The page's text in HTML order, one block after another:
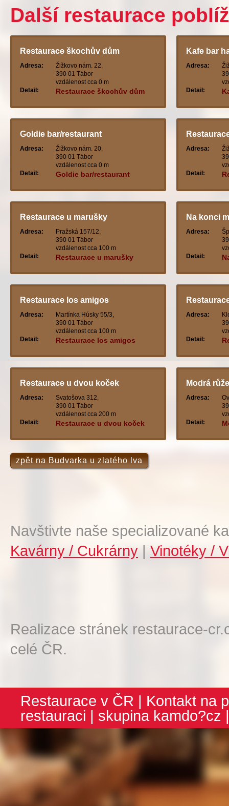
Další restaurace
Restaurace škochův dům
Adresa:
Žižkovo nám. 22,
390 01 Tábor
vzdálenost cca 0 m
Detail:
Restaurace škochův dům
Kafe bar
Adresa:
Detail:
Goldie bar/restaurant
Adresa:
Žižkovo nám. 20,
390 01 Tábor
vzdálenost cca 0 m
Detail:
Goldie bar/restaurant
Adresa:
Detail:
Restaurace u marušky
Adresa:
Pražská 157/12,
390 01 Tábor
vzdálenost cca 100 m
Detail:
Restaurace u marušky
Na konci
Adresa:
Detail:
Restaurace los amigos
Adresa:
Martínka Húsky 55/3,
390 01 Tábor
vzdálenost cca 100 m
Detail:
Restaurace los amigos
Adresa:
Detail:
Restaurace u dvou koček
Adresa:
Svatošova 312,
390 01 Tábor
vzdálenost cca 200 m
Detail:
Restaurace u dvou koček
Modrá růže
Adresa:
Detail:
zpět na Budvarka u zlatého lva
Navštivte naše specializované
Kavárny / Cukrárny | Vinotéky /
Realizace stránek restaurace-
celé ČR.
Restaurace v ČR | Kontakt na
restauraci | skupina kamdo?cz |